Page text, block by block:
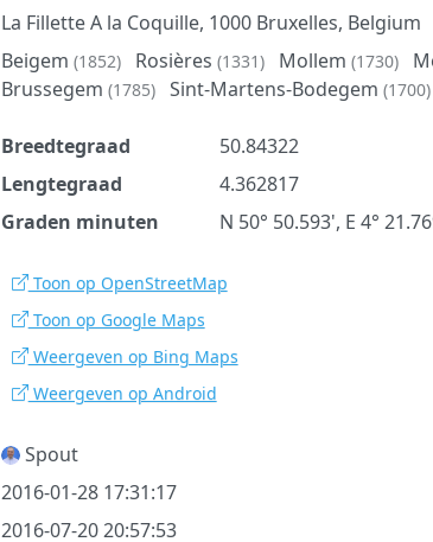
La Fillette A la Coquille, 1000 Bruxelles, Belgium
Beigem (1852) Rosières (1331) Mollem (1730)
Brussegem (1785) Sint-Martens-Bodegem (1700)
Breedtegraad
50.84322
Lengtegraad
4.362817
Graden minuten
N 50° 50.593', E 4°
Toon op OpenStreetMap
Toon op Google Maps
Weergeven op Bing Maps
Weergeven op Android
Spout
2016-01-28 17:31:17
2016-07-20 20:57:53